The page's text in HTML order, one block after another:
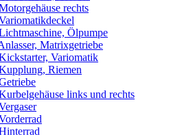
rechts
Ölpumpe
Matrixgetriebe
Variomatik
Riemen
links und rechts